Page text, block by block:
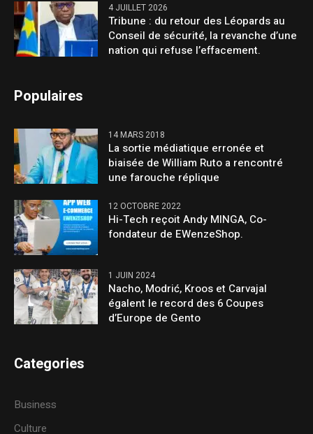
4 JUILLET 2026
Tribune : du retour des Léopards au
Conseil de sécurité, la revanche d’une
nation qui refuse l’effacement.
Populaires
14 MARS 2018
La sortie médiatique erronée et
biaisée de William Ruto a rencontré
une farouche réplique
12 OCTOBRE 2022
Hi-Tech reçoit Andy MINGA, Co-
fondateur de EWenzeShop.
1 JUIN 2024
Nacho, Modrić, Kroos et Carvajal
égalent le record des 6 Coupes
d’Europe de Gento
Categories
Business
Culture